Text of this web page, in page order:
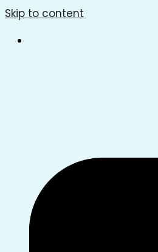
Skip to content